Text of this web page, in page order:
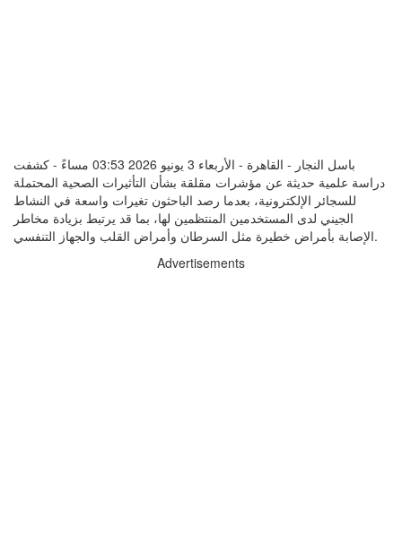
باسل النجار - القاهرة - الأربعاء 3 يونيو 2026 03:53 مساءً - كشفت
دراسة علمية حديثة عن مؤشرات مقلقة بشأن التأثيرات الصحية المحتملة
للسجائر الإلكترونية، بعدما رصد الباحثون تغيرات واسعة في النشاط
الجيني لدى المستخدمين المنتظمين لها، بما قد يرتبط بزيادة مخاطر
الإصابة بأمراض خطيرة مثل السرطان وأمراض القلب والجهاز التنفسي.
Advertisements